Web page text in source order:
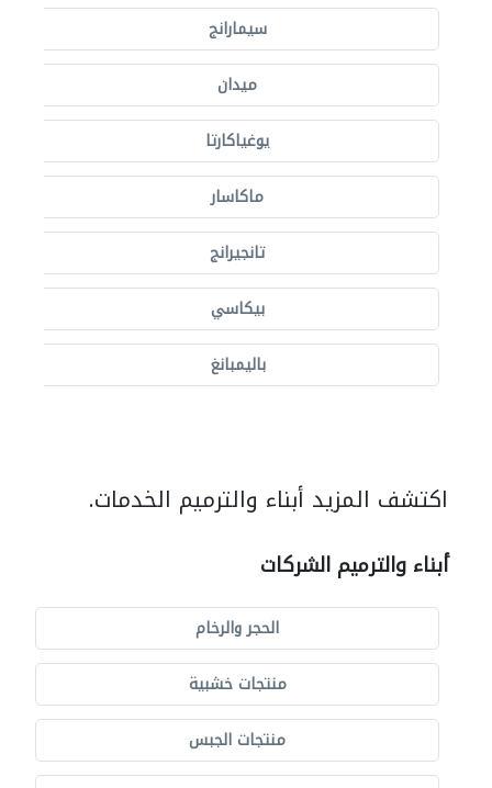
سيمارانج
ميدان
يوغياكارتا
ماكاسار
تانجيرانج
بيكاسي
باليمبانغ
اكتشف المزيد أبناء والترميم الخدمات.
أبناء والترميم الشركات
الحجر والرخام
منتجات خشبية
منتجات الجبس